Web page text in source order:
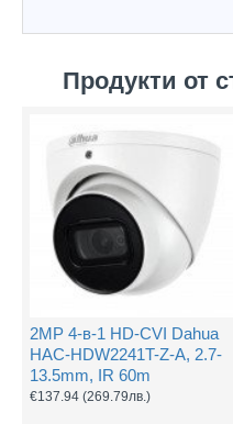
Продукти от
2MP 4-в-1 HD-CVI Dahua
HAC-HDW2241T-Z-A, 2.7-
13.5mm, IR 60m
€137.94 (269.79лв.)